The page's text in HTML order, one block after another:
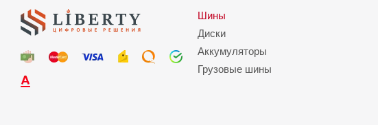
Шины
Диски
Аккумуляторы
Грузовые шины